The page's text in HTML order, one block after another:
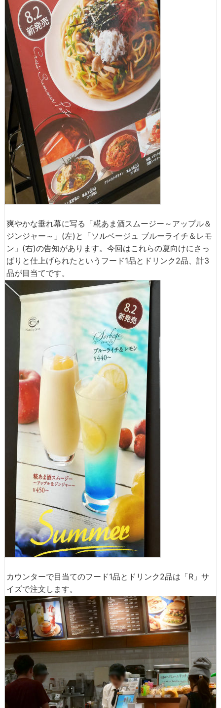
爽やかな垂れ幕に写る「糀あま酒スムージー～アップル＆
ジンジャー～」(左)と「ソルベージュ ブルーライチ＆レモ
ン」(右)の告知があります。今回はこれらの夏向けにさっ
ぱりと仕上げられたというフード1品とドリンク2品、計3
品が目当てです。
カウンターで目当てのフード1品とドリンク2品は「R」サ
イズで注文します。